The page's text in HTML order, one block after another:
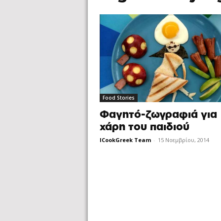
Food Stories
Φαγητό-ζωγραφιά για
χάρη του παιδιού
ICookGreek Team - 15 Νοεμβρίου, 2014